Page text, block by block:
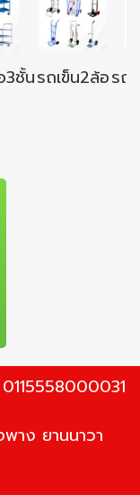
3ชั้นรถเข็น2ล้อรถ
าง ยานนาวา